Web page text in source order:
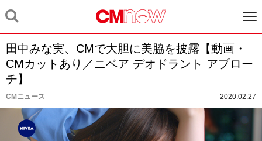
田中みな実、CMで大胆に美脇を披露【動画・
CMカットあり／ニベア デオドラント アプロー
チ】
CMニュース 2020.02.27